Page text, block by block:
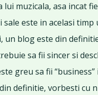
lui muzicala, asa incat
sale este in acelasi timp
un blog este din
sa fii sincer si
greu sa fii
definitie, vorbesti cu